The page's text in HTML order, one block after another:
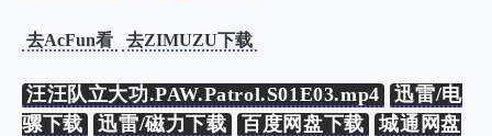
去AcFun看 去ZIMUZU下载
汪汪队立大功.PAW.Patrol.S01E03.mp4
迅雷/电
骡下载
迅雷/磁力下载 百度网盘下载
城通网盘